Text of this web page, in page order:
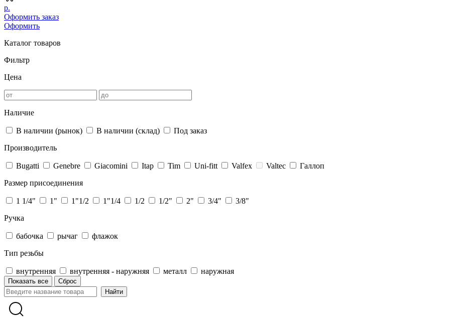
р.
Оформить заказ
Оформить
Каталог товаров
Фильтр
Цена
Наличие
В наличии (рынок) В наличии (склад)
Под заказ
Производитель
Bugatti Genebre Giacomini Itap Tim Uni-fitt Valfex Valtec
Галлоп
Размер присоединения
1 1/4" 1" 1"1/2 1"1/4 1/2 1/2" 2" 3/4"
3/8"
Ручка
бабочка рычаг
флажок
Тип резьбы
внутренняя внутренняя - наружняя металл наружная
Показать все Сброс